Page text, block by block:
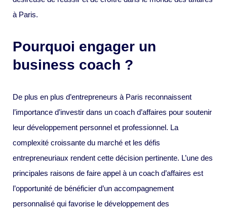
à Paris.
Pourquoi engager un
business coach ?
De plus en plus d’entrepreneurs à Paris reconnaissent
l’importance d’investir dans un coach d’affaires pour soutenir
leur développement personnel et professionnel. La
complexité croissante du marché et les défis
entrepreneuriaux rendent cette décision pertinente. L’une des
principales raisons de faire appel à un coach d’affaires est
l’opportunité de bénéficier d’un accompagnement
personnalisé qui favorise le développement des